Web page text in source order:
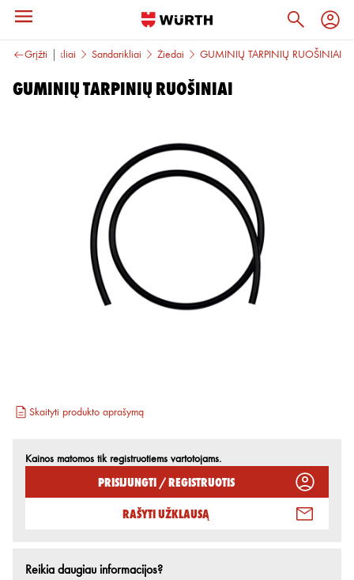
Grįžti
ir sandarikliai Sandarikliai Žiedai GUMINIŲ TARPINIŲ RUOŠINIAI
GUMINIŲ TARPINIŲ RUOŠINIAI
Skaityti produkto aprašymą
Kainos matomos tik registruotiems vartotojams.
Prisijungti / Registruotis
Rašyti užklausą
Reikia daugiau informacijos?